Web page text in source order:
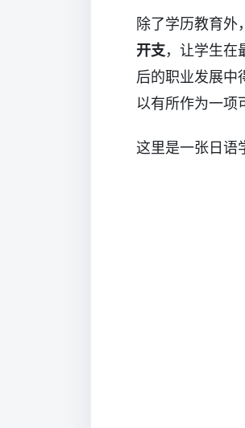
除了学历教育外
开支，让学生在
后的职业发展中
以有所作为一项
这里是一张日语